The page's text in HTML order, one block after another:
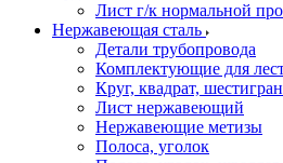
Лист г/к нормальной
Нержавеющая сталь
Детали трубопровода
Комплектующие для
Круг, квадрат,
Лист нержавеющий
Нержавеющие метизы
Полоса, уголок